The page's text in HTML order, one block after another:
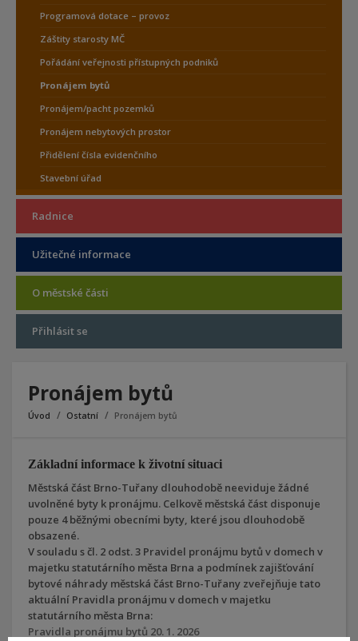
Programová dotace – provoz
Záštity starosty MČ
Pořádání veřejnosti přístupných podniků
Pronájem bytů
Pronájem/pacht pozemků
Pronájem nebytových prostor
Přidělení čísla evidenčního
Stavební úřad
Radnice
Užitečné informace
O městské části
Přihlásit se
Pronájem bytů
Úvod Ostatní Pronájem bytů
Základní informace k životní situaci
Městská část Brno-Tuřany dlouhodobě neeviduje žádné
uvolněné byty k pronájmu. Celkově městská část disponuje
pouze 4 běžnými obecními byty, které jsou dlouhodobě
obsazené.
V souladu s čl. 2 odst. 3 Pravidel pronájmu bytů v domech v
majetku statutárního města Brna a podmínek zajišťování
bytové náhrady městská část Brno-Tuřany zveřejňuje tato
aktuální Pravidla pronájmu v domech v majetku
statutárního města Brna:
Pravidla pronájmu bytů 20. 1. 2026